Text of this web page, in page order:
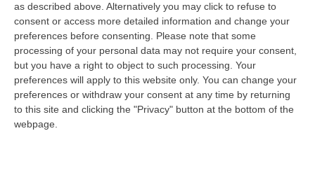
as described above. Alternatively you may click to refuse to
consent or access more detailed information and change your
preferences before consenting.
Please note that some
processing of your personal data may not require your consent,
but you have a right to object to such processing. Your
preferences will apply to this website only. You can change your
preferences or withdraw your consent at any time by returning
to this site and clicking the "Privacy" button at the bottom of the
webpage.
L’AQUILASono due le vittime dell’incidente
occorso a un gruppo di alpinisti sul Corno
Piccolo, nel massiccio del Gran Sasso. Le
squadre di soccorritori stanno recuperando i
corpi per trasportarli al campo base di Prati
di Tivo, sul versante teramano della